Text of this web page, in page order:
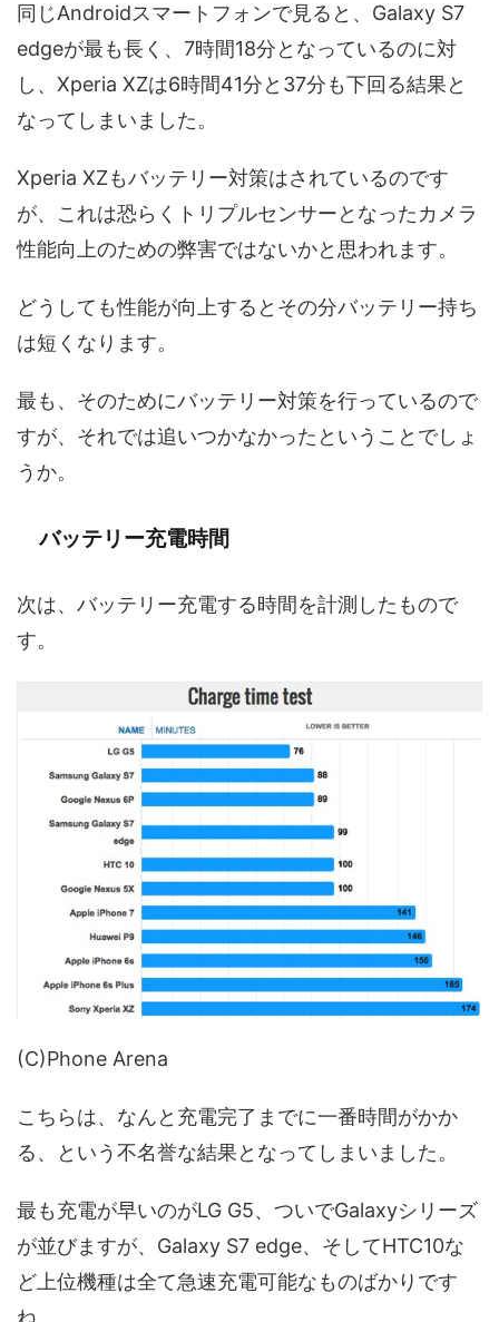
同じAndroidスマートフォンで見ると、Galaxy S7
edgeが最も長く、7時間18分となっているのに対
し、Xperia XZは6時間41分と37分も下回る結果と
なってしまいました。
Xperia XZもバッテリー対策はされているのです
が、これは恐らくトリプルセンサーとなったカメラ
性能向上のための弊害ではないかと思われます。
どうしても性能が向上するとその分バッテリー持ち
は短くなります。
最も、そのためにバッテリー対策を行っているので
すが、それでは追いつかなかったということでしょ
うか。
バッテリー充電時間
次は、バッテリー充電する時間を計測したもので
す。
(C)Phone Arena
こちらは、なんと充電完了までに一番時間がかか
る、という不名誉な結果となってしまいました。
最も充電が早いのがLG G5、ついでGalaxyシリーズ
が並びますが、Galaxy S7 edge、そしてHTC10な
ど上位機種は全て急速充電可能なものばかりです
ね。